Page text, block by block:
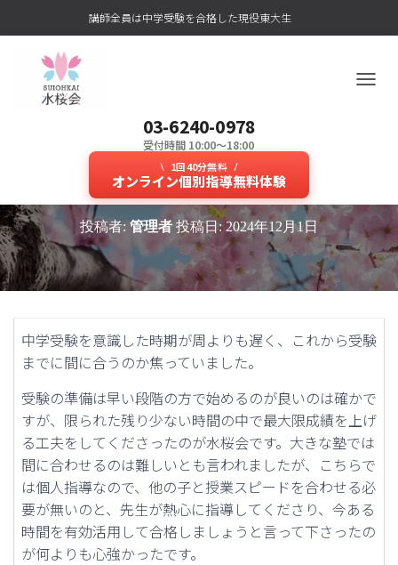
講師全員は中学受験を合格した現役東大生
03-6240-0978
受付時間 10:00～18:00
1回40分無料
オンライン個別指導無料体験
を
切
り
替
え
東大生講師が中学受験までの限ら
れた時間の中で成績を上げる！
投稿者: 管理者 投稿日:2024年12月1日
中学受験を意識した時期が周よりも遅く、これから受験
までに間に合うのか焦っていました。
受験の準備は早い段階の方で始めるのが良いのは確かで
すが、限られた残り少ない時間の中で最大限成績を上げ
る工夫をしてくださったのが水桜会です。大きな塾では
間に合わせるのは難しいとも言われましたが、こちらで
は個人指導なので、他の子と授業スピードを合わせる必
要が無いのと、先生が熱心に指導してくださり、今ある
時間を有効活用して合格しましょうと言って下さったの
が何よりも心強かったです。